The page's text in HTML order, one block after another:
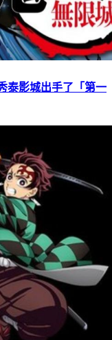
泰影城出手了「第一